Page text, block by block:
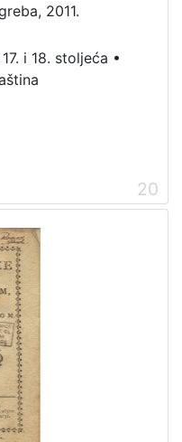
2011.
i 18. stoljeća •
20